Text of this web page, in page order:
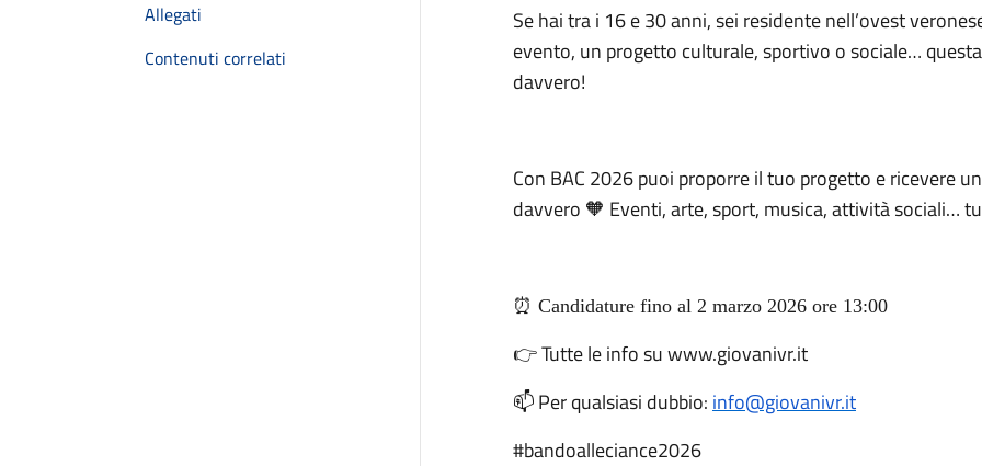
Allegati
Contenuti correlati
Se hai tra i 16 e 30 anni, sei residente nell’ovest
evento, un progetto culturale, sportivo o sociale…
davvero!
Con BAC 2026 puoi proporre il tuo progetto e ricevere
davvero 🧡 Eventi, arte, sport, musica, attività sociali…
⏰ Candidature fino al 2 marzo 2026 ore 13:00
👉 Tutte le info su www.giovanivr.it
📫 Per qualsiasi dubbio: info@giovanivr.it
#bandoalleciance2026